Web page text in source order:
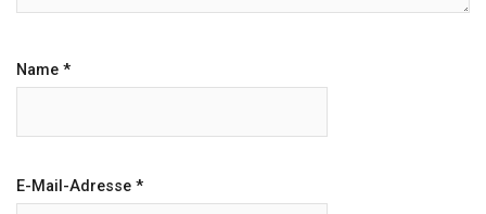
Name *
E-Mail-Adresse *